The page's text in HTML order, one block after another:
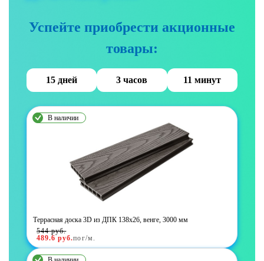
Успейте приобрести акционные
товары:
15 дней 3 часов 11 минут
В наличии
Террасная доска 3D из ДПК 138х26, венге, 3000 мм
544руб.
489.6руб.пог/м.